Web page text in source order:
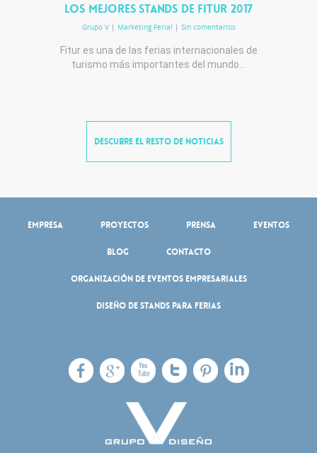
Los mejores stands de FITUR 2017
Grupo V | Marketing Ferial | Sin comentarios
Fitur es una de las ferias internacionales de
turismo más importantes del mundo…
DESCUBRE EL RESTO DE NOTICIAS
Empresa Proyectos Prensa Eventos
Blog Contacto
Organización de eventos empresariales
Diseño de stands para ferias